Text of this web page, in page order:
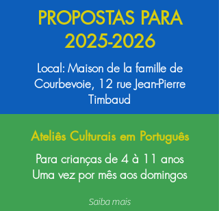
PROPOSTAS PARA
2025-2026
Local: Maison de la famille de
Courbevoie, 12 rue Jean-Pierre
Timbaud
Ateliês Culturais em Português
Para crianças de 4 à 11 anos
Uma vez por mês aos domingos
Saiba mais